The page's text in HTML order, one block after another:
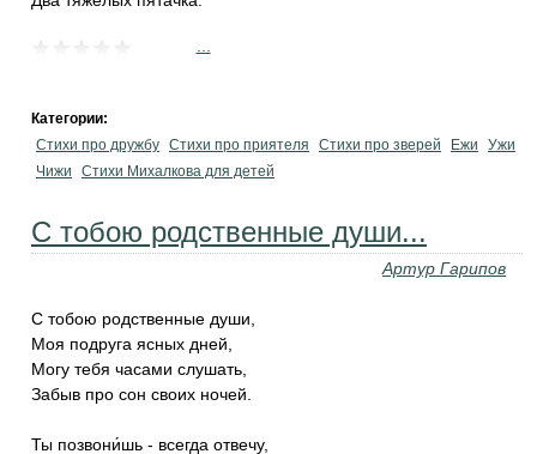
Категории:
Стихи про дружбу Стихи про приятеля Стихи про зверей Ежи
Ужи
Чижи
Стихи Михалкова для детей
С тобою родственные души...
Артур Гарипов
С тобою родственные души,
Моя подруга ясных дней,
Могу тебя часами слушать,
Забыв про сон своих ночей.
Ты позвони́шь - всегда отвечу,